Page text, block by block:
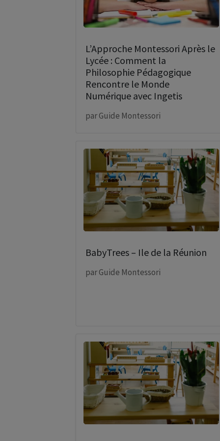
L’Approche Montessori Après le
Lycée : Comment la
Philosophie Pédagogique
Rencontre le Monde
Numérique avec Ingetis
parGuide Montessori
BabyTrees – Ile de la Réunion
parGuide Montessori